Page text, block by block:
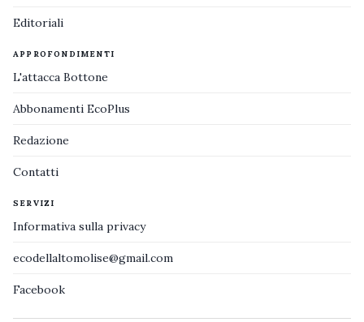
Editoriali
APPROFONDIMENTI
L'attacca Bottone
Abbonamenti EcoPlus
Redazione
Contatti
SERVIZI
Informativa sulla privacy
ecodellaltomolise@gmail.com
Facebook